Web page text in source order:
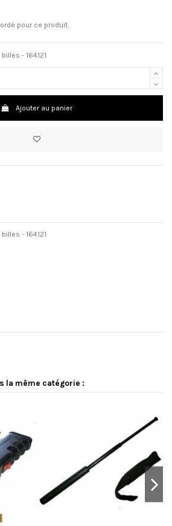
pour ce produit.
- 164121
Ajouter au panier
- 164121
la même catégorie :